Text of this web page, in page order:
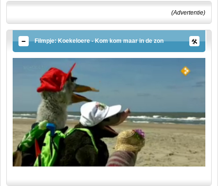
(Advertentie)
Filmpje: Koekeloere - Kom kom maar in de zon